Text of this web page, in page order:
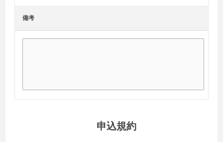
備考
申込規約